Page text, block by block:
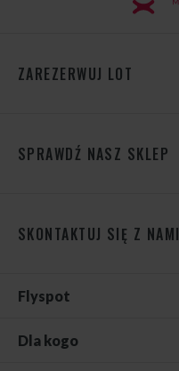
ZAREZERWUJ LOT
SPRAWDŹ NASZ SKLEP
SKONTAKTUJ SIĘ Z NAMI
Flyspot
Dla kogo